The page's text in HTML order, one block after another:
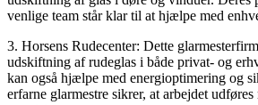
venlige team står klar til at hjælpe med
3. Horsens Rudecenter: Dette
udskiftning af rudeglas i både privat- og
kan også hjælpe med energioptimering og
erfarne glarmestre sikrer, at arbejdet